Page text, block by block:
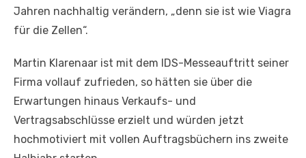
Jahren nachhaltig verändern, „denn sie ist wie Viagra
für die Zellen“.
Martin Klarenaar ist mit dem IDS-Messeauftritt seiner
Firma vollauf zufrieden, so hätten sie über die
Erwartungen hinaus Verkaufs- und
Vertragsabschlüsse erzielt und würden jetzt
hochmotiviert mit vollen Auftragsbüchern ins zweite